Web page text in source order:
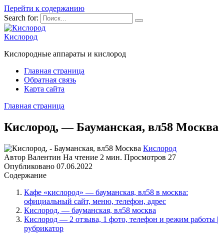
Перейти к содержанию
Search for:
Кислород
Кислородные аппараты и кислород
Главная страница
Обратная связь
Карта сайта
Главная страница
Кислород, — Бауманская, вл58 Москва
Кислород
Автор Валентин На чтение 2 мин. Просмотров 27
Опубликовано 07.06.2022
Содержание
Кафе «кислород» — бауманская, вл58 в москва:
официальный сайт, меню, телефон, адрес
Кислород, — бауманская, вл58 москва
Кислород — 2 отзыва, 1 фото, телефон и режим работы |
рубрикатор